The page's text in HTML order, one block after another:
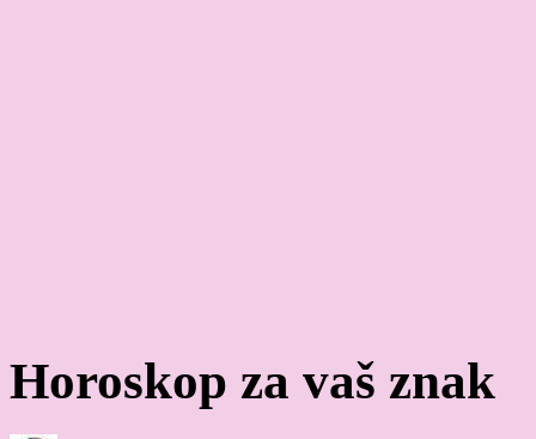
Horoskop za vaš znak